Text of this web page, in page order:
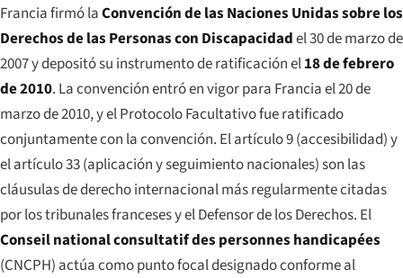
Francia firmó laConvención de las Naciones Unidas sobre los
Derechos de las Personas con Discapacidadel 30 de marzo de
2007 y depositó su instrumento de ratificación el18 de febrero
de 2010. La convención entró en vigor para Francia el 20 de
marzo de 2010, y el Protocolo Facultativo fue ratificado
conjuntamente con la convención. El artículo 9 (accesibilidad) y
el artículo 33 (aplicación y seguimiento nacionales) son las
cláusulas de derecho internacional más regularmente citadas
por los tribunales franceses y el Defensor de los Derechos. El
Conseil national consultatif des personnes handicapées
(CNCPH) actúa como punto focal designado conforme al